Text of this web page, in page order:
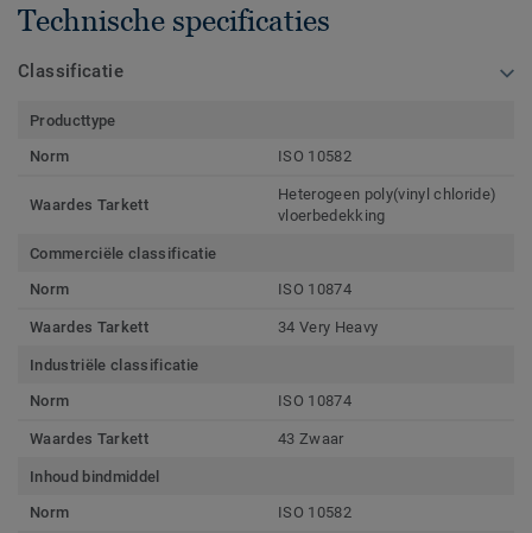
Technische specificaties
Classificatie
Producttype
Norm
ISO 10582
Waardes Tarkett
Heterogeen poly(vinyl chloride)
vloerbedekking
Commerciële classificatie
Norm
ISO 10874
Waardes Tarkett 34 Very Heavy
Industriële classificatie
Norm
ISO 10874
Waardes Tarkett 43 Zwaar
Inhoud bindmiddel
Norm
ISO 10582